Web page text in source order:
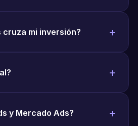
cruza mi inversión?
y Mercado Ads?